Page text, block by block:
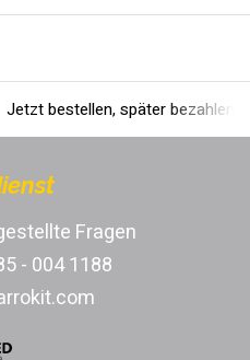
Jetzt bestellen, später bezahlen
Fragen
- 004 1188